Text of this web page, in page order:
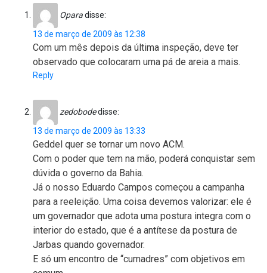
Oparadisse:
13 de março de 2009 às 12:38
Com um mês depois da última inspeção, deve ter
observado que colocaram uma pá de areia a mais.
Reply
zedobodedisse:
13 de março de 2009 às 13:33
Geddel quer se tornar um novo ACM.
Com o poder que tem na mão, poderá conquistar sem
dúvida o governo da Bahia.
Já o nosso Eduardo Campos começou a campanha
para a reeleição. Uma coisa devemos valorizar: ele é
um governador que adota uma postura integra com o
interior do estado, que é a antítese da postura de
Jarbas quando governador.
E só um encontro de “cumadres” com objetivos em